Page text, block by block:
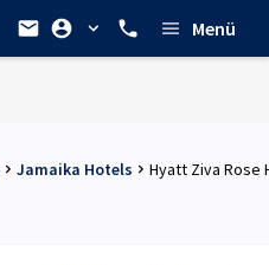
Menü
Jamaika Hotels Hyatt Ziva Rose